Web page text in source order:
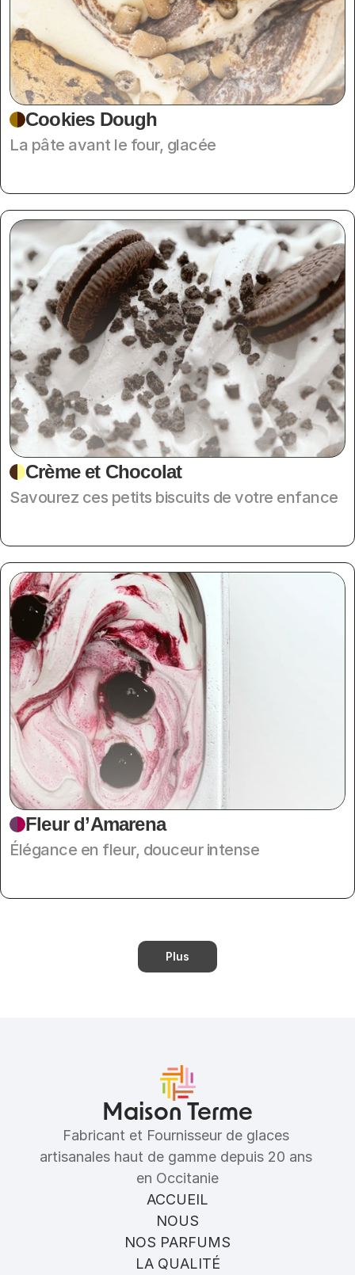
Cookies Dough
La pâte avant le four, glacée
Crème et Chocolat
Savourez ces petits biscuits de votre enfance
Fleur d’Amarena
Élégance en fleur, douceur intense
Plus
Maison Terme
Fabricant et Fournisseur de glaces
artisanales haut de gamme depuis 20 ans
en Occitanie
ACCUEIL
NOUS
NOS PARFUMS
LA QUALITÉ